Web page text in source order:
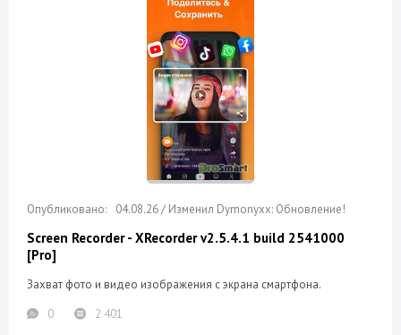
04.08.26 / Изменил Dymonyxx: Обновление!
Screen Recorder - XRecorder v2.5.4.1 build 2541000
[Pro]
Захват фото и видео изображения с экрана смартфона.
0
2 401